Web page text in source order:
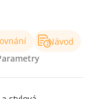
Návod